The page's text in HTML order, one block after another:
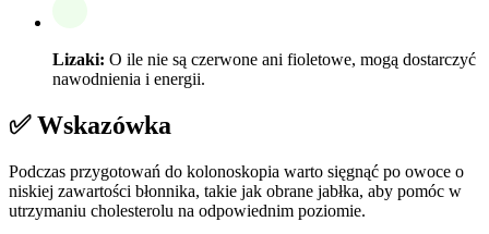
Lizaki: O ile nie są czerwone ani fioletowe, mogą dostarczyć
nawodnienia i energii.
✅ Wskazówka
Podczas przygotowań do kolonoskopia warto sięgnąć po owoce o
niskiej zawartości błonnika, takie jak obrane jabłka, aby pomóc w
utrzymaniu cholesterolu na odpowiednim poziomie.